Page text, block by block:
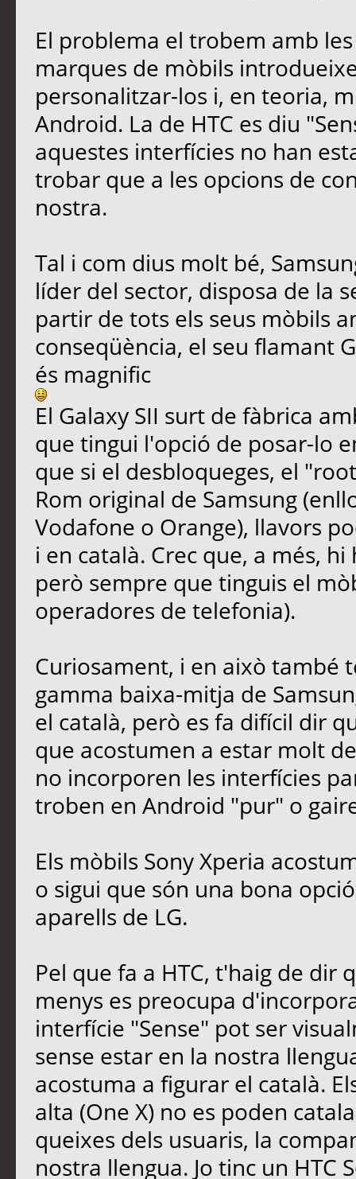
El problema el trobem amb
marques de mòbils
personalitzar-los i, en teoria,
Android. La de HTC es diu
aquestes interfícies no han
trobar que a les opcions de
nostra.
Tal i com dius molt bé,
líder del sector, disposa de la
partir de tots els seus mòbils
conseqüència, el seu flamant
és magnific
El Galaxy SII surt de fàbrica
que tingui l'opció de posar-lo
que si el desbloqueges, el
Rom original de Samsung
Vodafone o Orange), llavors
i en català. Crec que, a més,
però sempre que tinguis el
operadores de telefonia).
Curiosament, i en això també
gamma baixa-mitja de
el català, però es fa difícil dir
que acostumen a estar molt
no incorporen les interfícies
troben en Android "pur" o
Els mòbils Sony Xperia
o sigui que són una bona
aparells de LG.
Pel que fa a HTC, t'haig de dir
menys es preocupa
interfície "Sense" pot ser
sense estar en la nostra
acostuma a figurar el català.
alta (One X) no es poden
queixes dels usuaris, la
nostra llengua. Jo tinc un HTC